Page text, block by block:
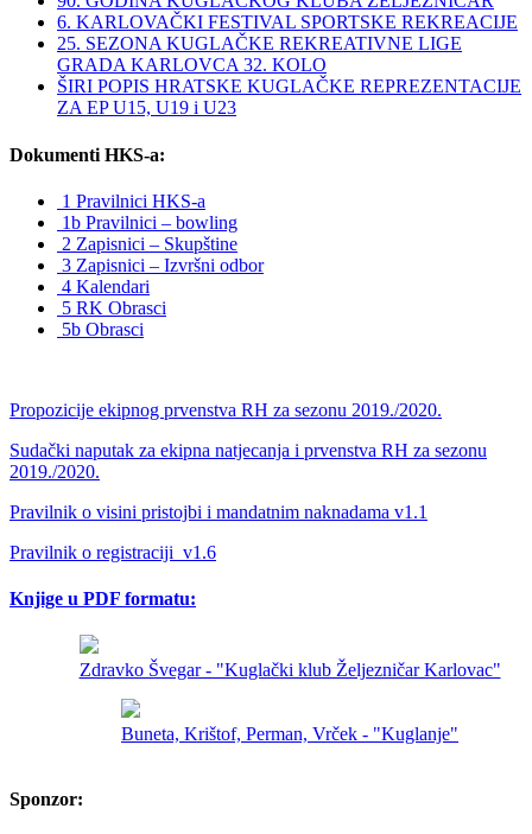
6. KARLOVAČKI FESTIVAL SPORTSKE REKREACIJE
25. SEZONA KUGLAČKE REKREATIVNE LIGE
GRADA KARLOVCA 32. KOLO
ŠIRI POPIS HRATSKE KUGLAČKE REPREZENTACIJE
ZA EP U15, U19 i U23
Dokumenti HKS-a:
1 Pravilnici HKS-a
1b Pravilnici – bowling
2 Zapisnici – Skupštine
3 Zapisnici – Izvršni odbor
4 Kalendari
5 RK Obrasci
5b Obrasci
Propozicije ekipnog prvenstva RH za sezonu 2019./2020.
Sudački naputak za ekipna natjecanja i prvenstva RH za sezonu
2019./2020.
Pravilnik o visini pristojbi i mandatnim naknadama v1.1
Pravilnik o registraciji_v1.6
Knjige u PDF formatu:
Zdravko Švegar - "Kuglački klub Željezničar Karlovac"
Buneta, Krištof, Perman, Vrček - "Kuglanje"
Sponzor: